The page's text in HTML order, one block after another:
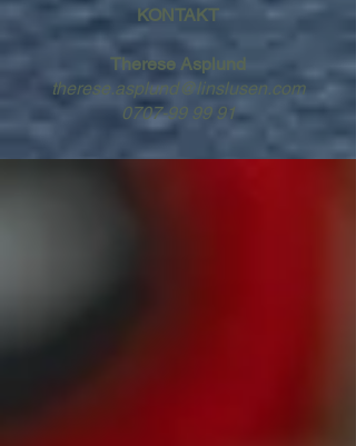
KONTAKT
Therese Asplund
therese.asplund@linslusen.com
0707-99 99 91